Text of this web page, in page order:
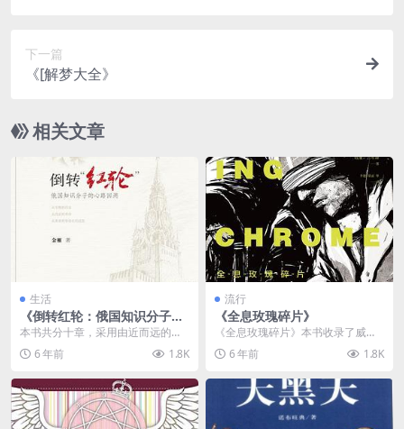
下一篇
《[解梦大全》
相关文章
生活
《倒转红轮：俄国知识分子的
心路回溯》
本书共分十章，采用由近而远的倒
叙方式，把俄国历史上几个典型的
知识群体产生、发展、...
6 年前 1.8K
流行
《全息玫瑰碎片》
《全息玫瑰碎片》本书收录了威廉·
吉布森创作生涯中的最佳短篇作
品，包括其科幻处女作...
6 年前 1.8K